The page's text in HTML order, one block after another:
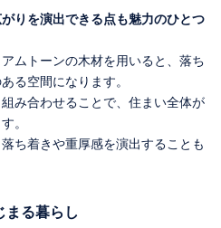
りを演出できる点も魅力のひとつ
ムトーンの木材を用いると、落ち
る空間になります。
み合わせることで、住まい全体が
。
ち着きや重厚感を演出することも
まる暮らし